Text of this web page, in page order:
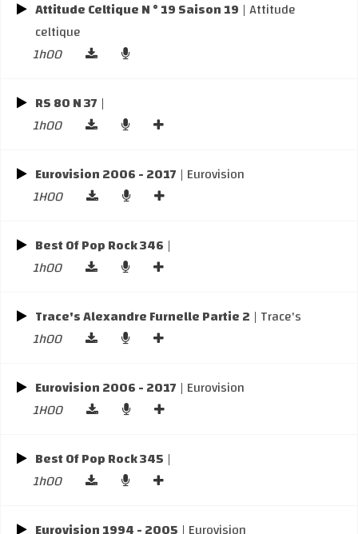
Attitude Celtique N ° 19 Saison 19 | Attitude
celtique
1h00
RS 80 N 37 |
1h00
Eurovision 2006 - 2017 | Eurovision
1H00
Best Of Pop Rock 346 |
1h00
Trace's Alexandre Furnelle Partie 2 | Trace's
1h00
Eurovision 2006 - 2017 | Eurovision
1H00
Best Of Pop Rock 345 |
1h00